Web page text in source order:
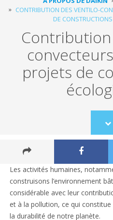
CONTRIBUTION DES VENTILO-
DE
projets de
to
Les activités humaines,
construisons l’environnement
considérable avec leur
et à la pollution, ce qui
la durabilité de notre planète.